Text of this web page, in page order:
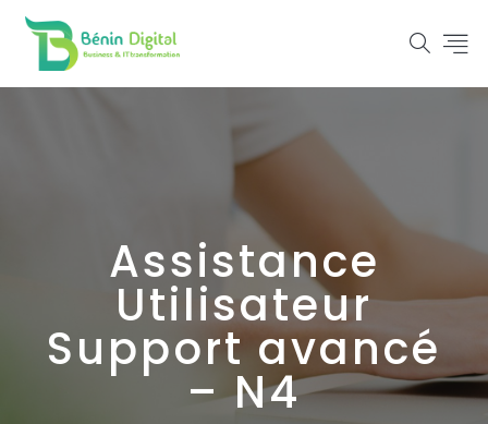
Assistance
Utilisateur
Support avancé
– N4